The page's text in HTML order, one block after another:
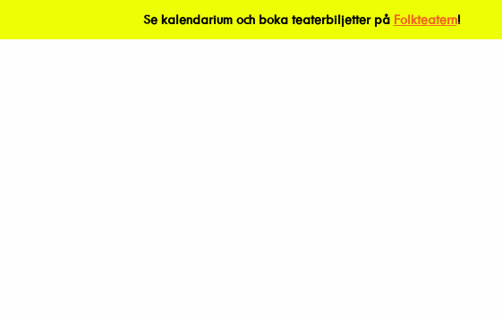
Se kalendarium och boka teaterbiljetter på Folkteatern!